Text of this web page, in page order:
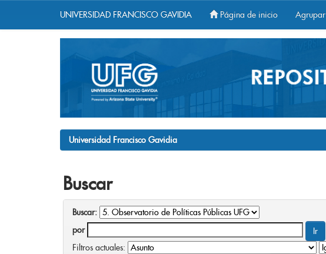
UNIVERSIDAD FRANCISCO GAVIDIA Página de inicio Agrupar
Universidad Francisco Gavidia
Buscar
Buscar:
por
Filtros actuales: